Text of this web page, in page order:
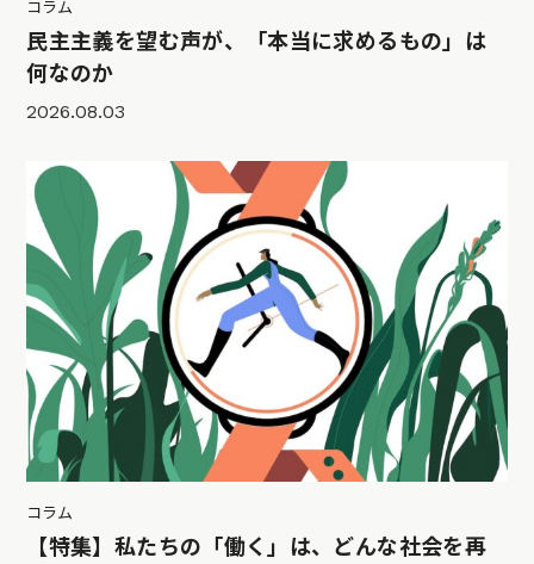
コラム
民主主義を望む声が、「本当に求めるもの」は
何なのか
2026.08.03
コラム
【特集】私たちの「働く」は、どんな社会を再